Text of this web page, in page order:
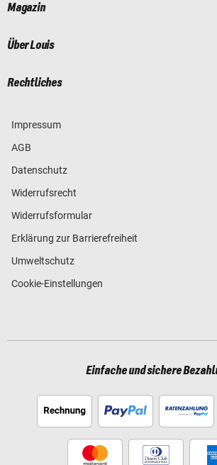
Magazin
Über Louis
Rechtliches
Impressum
AGB
Datenschutz
Widerrufsrecht
Widerrufsformular
Erklärung zur Barrierefreiheit
Umweltschutz
Cookie-Einstellungen
Einfache und sichere